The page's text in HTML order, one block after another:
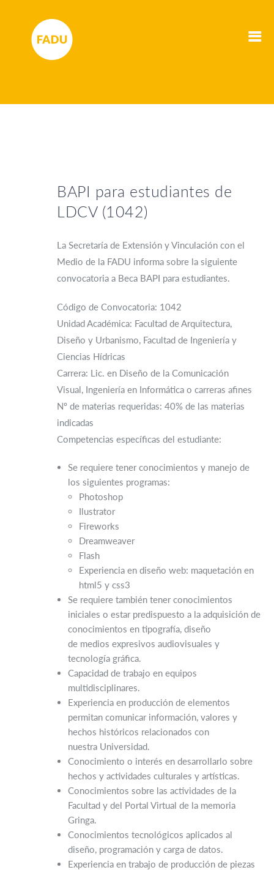
BAPI para estudiantes de
LDCV (1042)
La Secretaría de Extensión y Vinculación con el
Medio de la FADU informa sobre la siguiente
convocatoria a Beca BAPI para estudiantes.
Código de Convocatoria: 1042
Unidad Académica: Facultad de Arquitectura,
Diseño y Urbanismo, Facultad de Ingeniería y
Ciencias Hídricas
Carrera: Lic. en Diseño de la Comunicación
Visual, Ingeniería en Informática o carreras afines
Nº de materias requeridas: 40% de las materias
indicadas
Competencias específicas del estudiante:
Se requiere tener conocimientos y manejo de
los siguientes programas:
Photoshop
Ilustrator
Fireworks
Dreamweaver
Flash
Experiencia en diseño web: maquetación en
html5 y css3
Se requiere también tener conocimientos
iniciales o estar predispuesto a la adquisición de
conocimientos en tipografía, diseño
de medios expresivos audiovisuales y
tecnología gráfica.
Capacidad de trabajo en equipos
multidisciplinares.
Experiencia en producción de elementos
permitan comunicar información, valores y
hechos históricos relacionados con
nuestra Universidad.
Conocimiento o interés en desarrollarlo sobre
hechos y actividades culturales y artísticas.
Conocimientos sobre las actividades de la
Facultad y del Portal Virtual de la memoria
Gringa.
Conocimientos tecnológicos aplicados al
diseño, programación y carga de datos.
Experiencia en trabajo de producción de piezas